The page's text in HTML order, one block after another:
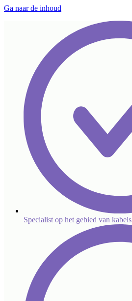
Ga naar de inhoud
Specialist op het gebied van kabels